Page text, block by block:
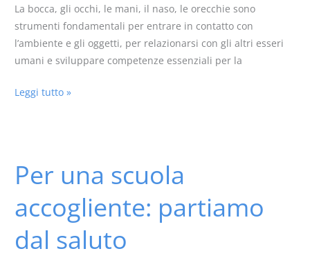
La bocca, gli occhi, le mani, il naso, le orecchie sono
strumenti fondamentali per entrare in contatto con
l’ambiente e gli oggetti, per relazionarsi con gli altri esseri
umani e sviluppare competenze essenziali per la
Leggi tutto »
Per una scuola
accogliente: partiamo
dal saluto
Per
una
scuola
accogliente:
partiamo
dal